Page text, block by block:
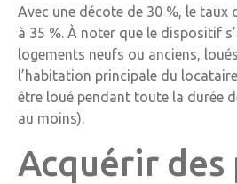
Avec une décote de 30 %, le
à 35 %. À noter que le dispositif
logements neufs ou anciens,
l’habitation principale du
être loué pendant toute la durée
au moins).
Acquérir des